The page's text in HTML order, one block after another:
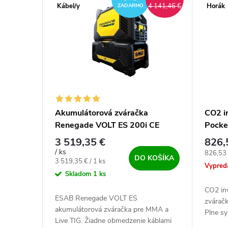
Kábel/y
ZADARMO 4 141,46 €
Akumulátorová zváračka
Renegade VOLT ES 200i CE
3 519,35 €
/ ks
Jednotková cena:
3 519,35 € / 1 ks
Skladom 1 ks
DO KOŠÍKA
ESAB Renegade VOLT ES
akumulátorová zváračka pre MMA a
Live TIG. Žiadne obmedzenie káblami
Horák
CO2
826,53
CO2
Plne